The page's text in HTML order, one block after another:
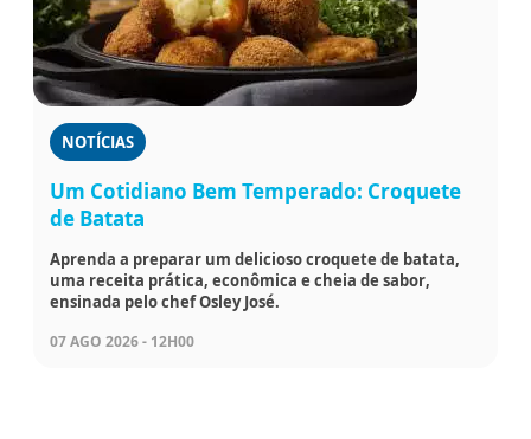
NOTÍCIAS
Um Cotidiano Bem Temperado: Croquete
de Batata
Aprenda a preparar um delicioso croquete de batata,
uma receita prática, econômica e cheia de sabor,
ensinada pelo chef Osley José.
07 AGO 2026 - 12H00